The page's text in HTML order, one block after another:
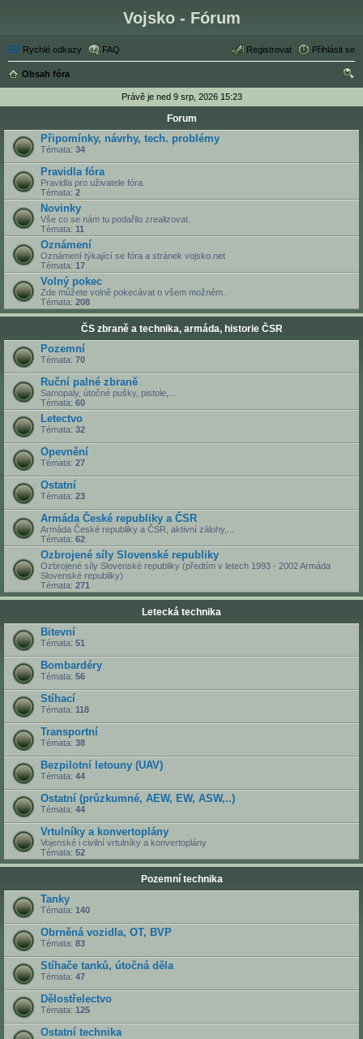
Vojsko - Fórum
Rychlé odkazy FAQ Přihlásit se
Registrovat
Obsah fóra
Právě je ned 9 srp, 2026 15:23
Forum
Připomínky, návrhy, tech. problémy
Témata: 34
Pravidla fóra
Pravidla pro uživatele fóra.
Témata: 2
Novinky
Vše co se nám tu podařilo zrealizovat.
Témata: 11
Oznámení
Oznámení týkající se fóra a stránek vojsko.net
Témata: 17
Volný pokec
Zde můžete volně pokecávat o všem možném.
Témata: 208
ČS zbraně a technika, armáda, historie ČSR
Pozemní
Témata: 70
Ruční palné zbraně
Samopaly, útočné pušky, pistole,...
Témata: 60
Letectvo
Témata: 32
Opevnění
Témata: 27
Ostatní
Témata: 23
Armáda České republiky a ČSR
Armáda České republiky a ČSR, aktivní zálohy,...
Témata: 62
Ozbrojené síly Slovenské republiky
Ozbrojené síly Slovenské republiky (předtím v letech 1993 - 2002 Armáda
Slovenské republiky)
Témata: 271
Letecká technika
Bitevní
Témata: 51
Bombardéry
Témata: 56
Stíhací
Témata: 118
Transportní
Témata: 38
Bezpilotní letouny (UAV)
Témata: 44
Ostatní (průzkumné, AEW, EW, ASW,..)
Témata: 44
Vrtulníky a konvertoplány
Vojenské i civilní vrtulníky a konvertoplány
Témata: 52
Pozemní technika
Tanky
Témata: 140
Obrněná vozidla, OT, BVP
Témata: 83
Stíhače tanků, útočná děla
Témata: 47
Dělostřelectvo
Témata: 125
Ostatní technika